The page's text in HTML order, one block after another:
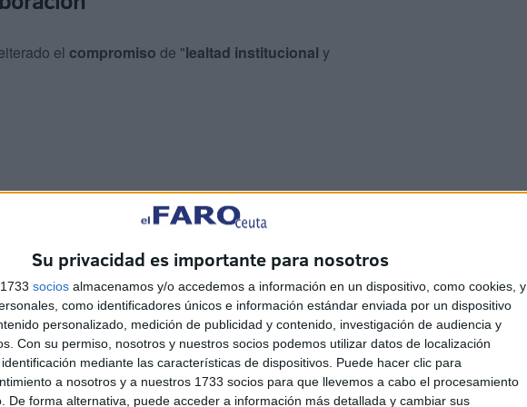
Su privacidad es importante para nosotros
socios almacenamos y/o accedemos a información en un dispositivo, como cookies, y
como identificadores únicos e información estándar enviada por un dispositivo
personalizado, medición de publicidad y contenido, investigación de audiencia y
Con su permiso, nosotros y nuestros socios podemos utilizar datos de localización
mediante las características de dispositivos. Puede hacer clic para
a nosotros y a nuestros 1733 socios para que llevemos a cabo el procesamiento
De forma alternativa, puede acceder a información más detallada y cambiar sus
el compromiso de "lealtad institucional y
en la ciudad del ministro para la toma de posesión del
los respectivos equipos de ambas administraciones.
Alejandro RamírezyKissy Chandiramani, así como
su valoración positiva delPlan, que junto a la
"impulsaractuaciones estratégicas"como la